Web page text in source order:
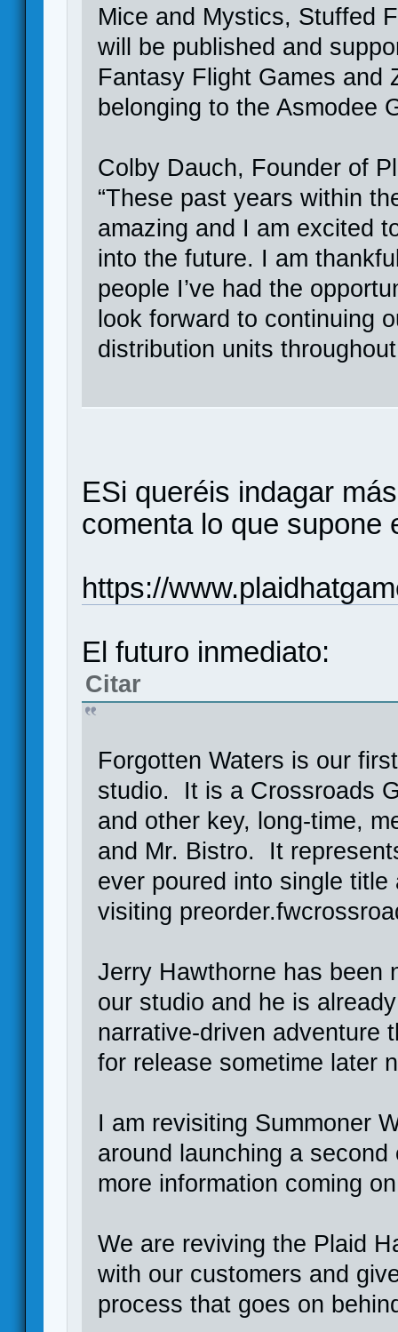
Mice and Mystics, Stuffed
will be published and
Fantasy Flight Games and
belonging to the Asmodee
Colby Dauch, Founder of
“These past years within
amazing and I am excited
into the future. I am
people I’ve had the
look forward to continuing
distribution units
ESi queréis indagar
comenta lo que supone
https://
El futuro inmediato:
Citar
Forgotten Waters is our
studio. It is a Crossroads
and other key, long-time,
and Mr. Bistro. It
ever poured into single
visiting
Jerry Hawthorne has been
our studio and he is
narrative-driven adventure
for release sometime later
I am revisiting Summoner
around launching a
more information coming
We are reviving the Plaid
with our customers and
process that goes on